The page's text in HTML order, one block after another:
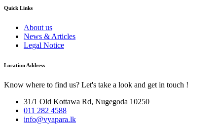
Quick Links
About us
News & Articles
Legal Notice
Location Address
Know where to find us? Let's take a look and get in touch !
31/1 Old Kottawa Rd, Nugegoda 10250
011 282 4588
info@vyapara.lk